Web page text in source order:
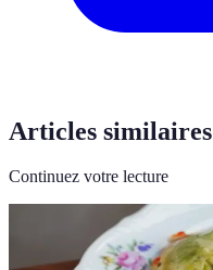
Articles similaires
Continuez votre lecture